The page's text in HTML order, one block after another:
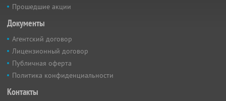
Прошедшие акции
Документы
Агентский договор
Лицензионный договор
Публичная оферта
Политика конфиденциальности
Контакты